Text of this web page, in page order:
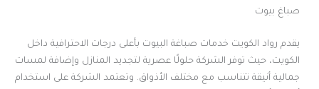
صباغ بيوت
يقدم رواد الكويت خدمات صباغة البيوت بأعلى درجات الاحترافية داخل
الكويت، حيث توفر الشركة حلولًا عصرية لتجديد المنازل وإضافة لمسات
جمالية أنيقة تتناسب مع مختلف الأذواق. وتعتمد الشركة على استخدام